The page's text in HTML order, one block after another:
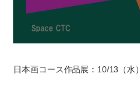
日本画コース作品展：10/13（水